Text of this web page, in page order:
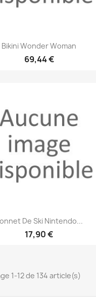
Aperçu rapide
Bikini Wonder Woman
69,44 €
Aperçu rapide
De Ski Nintendo...
17,90 €
1-12 de 134 article(s)